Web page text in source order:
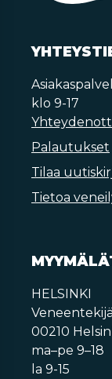
klo 9-17
Palautukset
Tilaa
Tietoa
HELSINKI
00210
ma–pe 9–18
la 9-15